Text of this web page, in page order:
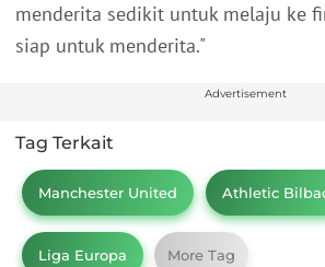
menderita sedikit untuk melaju ke
siap untuk menderita."
Advertisement
Tag Terkait
Manchester United Athletic
Liga Europa More Tag